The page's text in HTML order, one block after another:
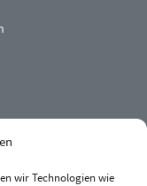
wir Technologien wie